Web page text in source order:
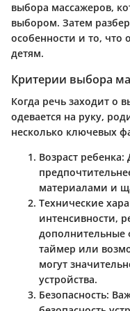
выбора массажеров,
выбором. Затем
особенности и то,
детям.
Критерии выбора
Когда речь заходит о
одевается на руку,
несколько ключевых
Возраст ребенка:
материалами и
Технические
интенсивности,
дополнительные
таймер или
могут
устройства.
Безопасность: